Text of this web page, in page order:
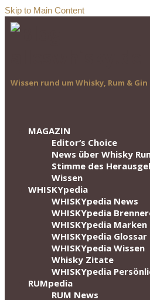
Skip to Main Content
Wissen rund um Whisky, Rum & Gin
MAGAZIN
Editor‘s Choice
News über Whisky
Stimme des
Wissen
WHISKYpedia
WHISKYpedia News
WHISKYpedia
WHISKYpedia Marken
WHISKYpedia Glossar
WHISKYpedia Wissen
Whisky Zitate
WHISKYpedia
RUMpedia
RUM News